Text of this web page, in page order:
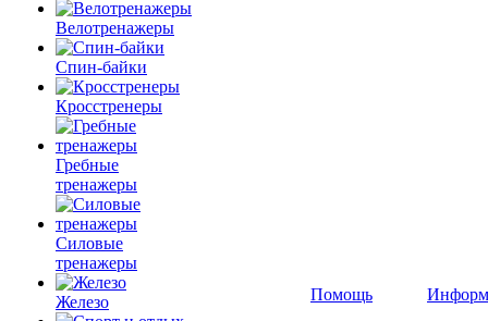
Велотренажеры
Спин-байки
Кросстренеры
Гребные
тренажеры
Силовые
тренажеры
Железо
Помощь